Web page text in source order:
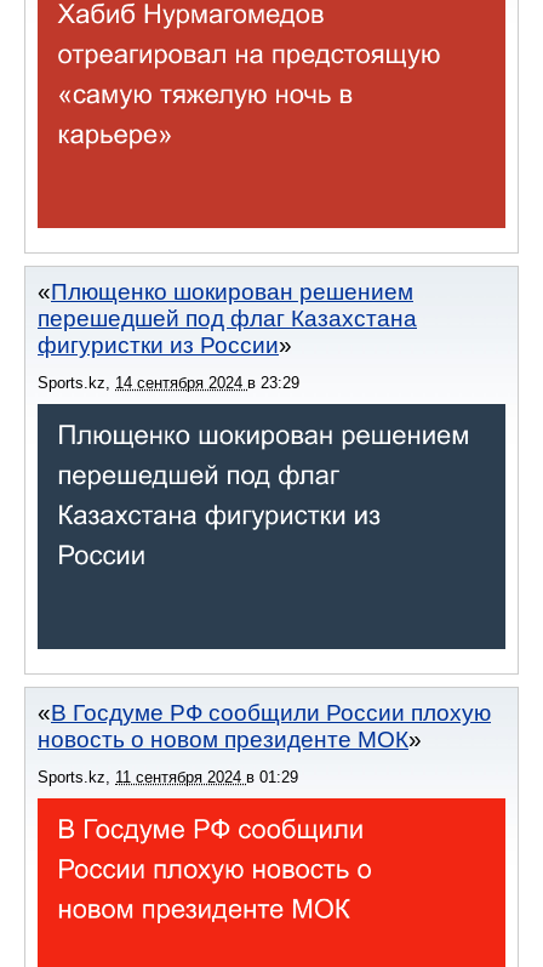
Плющенко шокирован решением
перешедшей под флаг Казахстана
фигуристки из России
Sports.kz 14 сентября 2024 в 23:29
В Госдуме РФ сообщили России плохую
новость о новом президенте МОК
Sports.kz 11 сентября 2024 в 01:29